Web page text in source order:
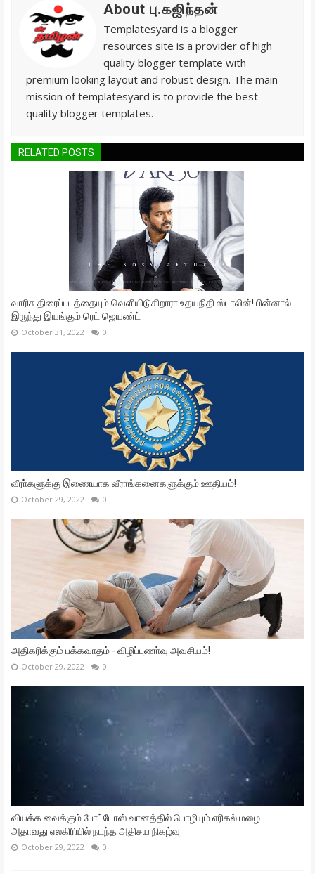
About பு.கஜிந்தன்
Templatesyard is a blogger
resources site is a provider of high
quality blogger template with
premium looking layout and robust design. The main
mission of templatesyard is to provide the best
quality blogger templates.
RELATED POSTS
வாரிசு திரைப்படத்தையும் வெளியிடுகிறாரா உதயநிதி ஸ்டாலின்! பின்னால்
இருந்து இயங்கும் ரெட் ஜெயண்ட்
October 31, 2022 0
வீரா்களுக்கு இணையாக வீராங்கனைகளுக்கும் ஊதியம்!
October 29, 2022 0
அதிகரிக்கும் பக்கவாதம் - விழிப்புணா்வு அவசியம்!
October 29, 2022 0
வியக்க வைக்கும் போட்டோஸ் வானத்தில் பொழியும் எரிகல் மழை
அதாவது ஏலகிரியில் நடந்த அதிசய நிகழ்வு
October 29, 2022 0